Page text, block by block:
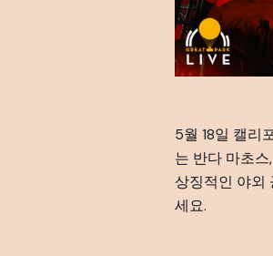
5월 18일 캘리
는 반다 마초
상징적인 야외
세요.